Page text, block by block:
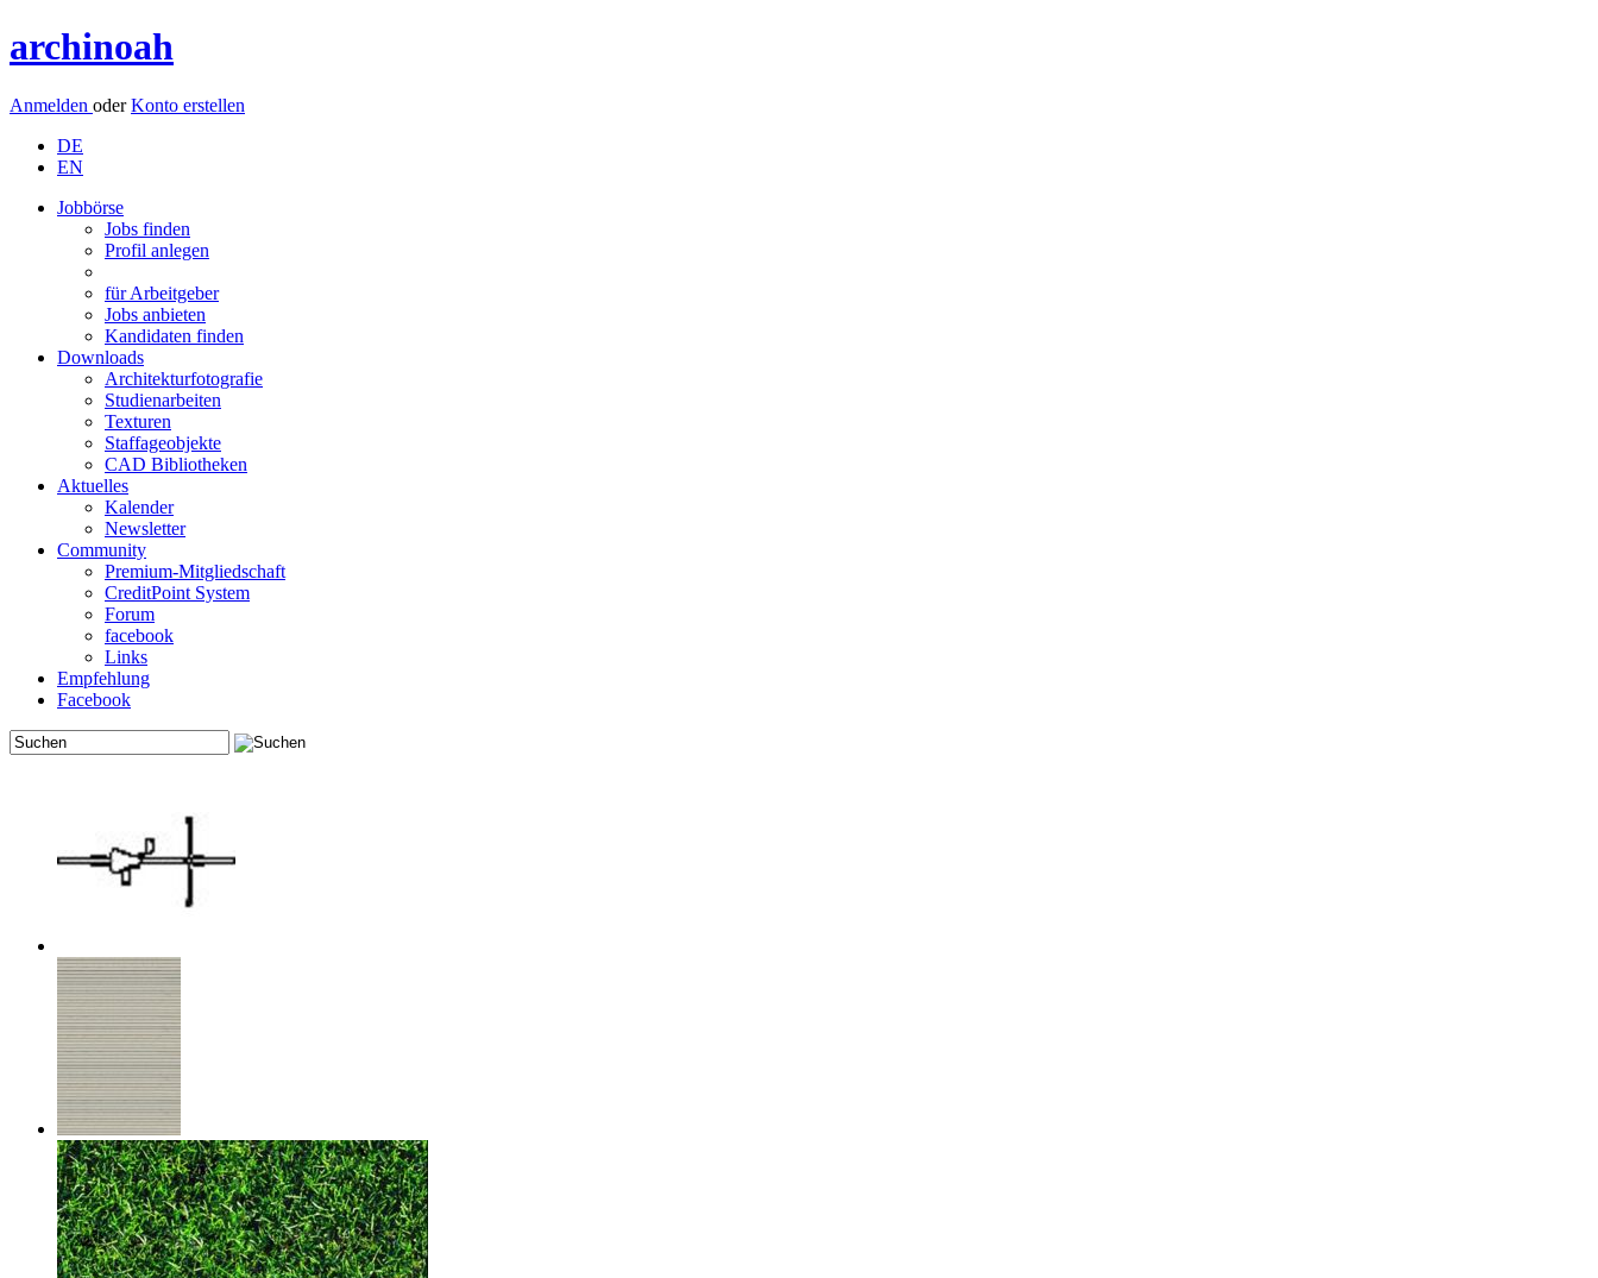
archinoah
Anmelden oderKonto erstellen
DE
EN
Jobbörse
Jobs finden
Profil anlegen
für Arbeitgeber
Jobs anbieten
Kandidaten finden
Downloads
Architekturfotografie
Studienarbeiten
Texturen
Staffageobjekte
CAD Bibliotheken
Aktuelles
Kalender
Newsletter
Community
Premium-Mitgliedschaft
CreditPoint System
Forum
facebook
Links
Empfehlung
Facebook